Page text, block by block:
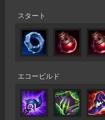
スタート
エコービルド